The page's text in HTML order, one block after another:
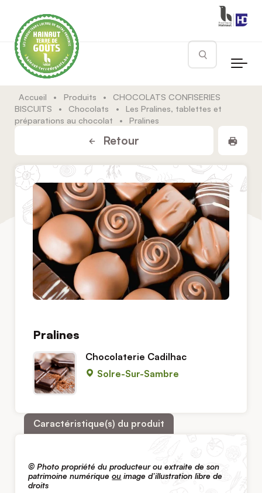
Rechercher
Accueil • Produits •
CHOCOLATS CONFISERIES
BISCUITS
• Chocolats •
Les Pralines, tablettes et
préparations au chocolat
• Pralines
Retour
Pralines
Chocolaterie Cadilhac
Solre-Sur-Sambre
Caractéristique(s) du produit
© Photo propriété du producteur ou extraite de son
patrimoine numériqueou image d’illustration libre de
droits